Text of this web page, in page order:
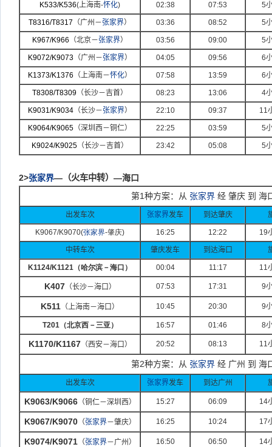
K533/K536(上海南-怀化) 02:38 07:53 5
T8316/T8317 （广州－张家界） 03:36 08:52 5
K967/K966 （北京－张家界） 03:56 09:00 5
K9072/K9073 （广州－张家界） 04:05 09:56 6
K1373/K1376 （上海南－怀化） 07:58 13:59 6
T8308/T8309 （长沙－吉首） 08:23 13:06 4
K9031/K9034 （长沙－张家界） 22:10 09:37 11
K9064/K9065 （深圳西－铜仁） 22:25 03:59 5
K9024/K9025 （长沙－吉首） 23:42 05:08 5
2>张家界— （火车中转） —海口
第1种方案：从 张家界 经 肇庆 到 海
出发车次 张家界发车 到达肇庆
K9067/K9070(张家界-肇庆) 16:25 12:22 19
中转车次 肇庆发车 到达海口
K1124/K1121 （哈尔滨－海口） 00:04 11:17 11
K407（长沙－海口） 07:53 17:31 9
K511 （上海南－海口） 10:45 20:30 9
T201（北京西－三亚） 16:57 01:46 8
K1170/K1167（西安－海口） 20:52 08:13 11
第2种方案：从 张家界 经 广州 到 海
出发车次 张家界发车 到达广州
K9063/K9066（铜仁－深圳西） 15:27 06:09 14
K9067/K9070（张家界－肇庆） 16:25 10:24 17
K9074/K9071（张家界－广州） 16:50 06:50 14